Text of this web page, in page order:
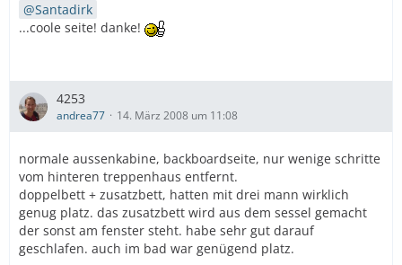
Santadirk
...coole seite! danke!
4253
andrea77 14. März 2008 um 11:08
normale aussenkabine, backboardseite, nur wenige schritte
vom hinteren treppenhaus entfernt.
doppelbett + zusatzbett, hatten mit drei mann wirklich
genug platz. das zusatzbett wird aus dem sessel gemacht
der sonst am fenster steht. habe sehr gut darauf
geschlafen. auch im bad war genügend platz.